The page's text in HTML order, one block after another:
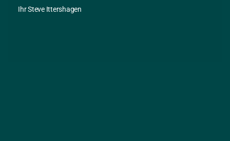
Teil des WWW-Angebotes. Sofern Teile oder einzelne
Ihr Steve Ittershagen